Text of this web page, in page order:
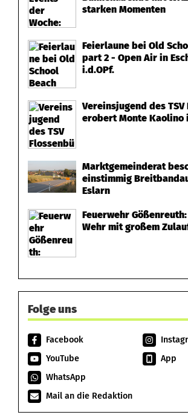
starken Momenten
Feierlaune bei Old
part 2 - Open Air in
i.d.OPf.
Vereinsjugend des
erobert Monte Kaolino
Marktgemeinderat
einstimmig
Eslarn
Feuerwehr
Wehr mit großem
Folge uns
Facebook
YouTube
App
WhatsApp
Mail an die Redaktion